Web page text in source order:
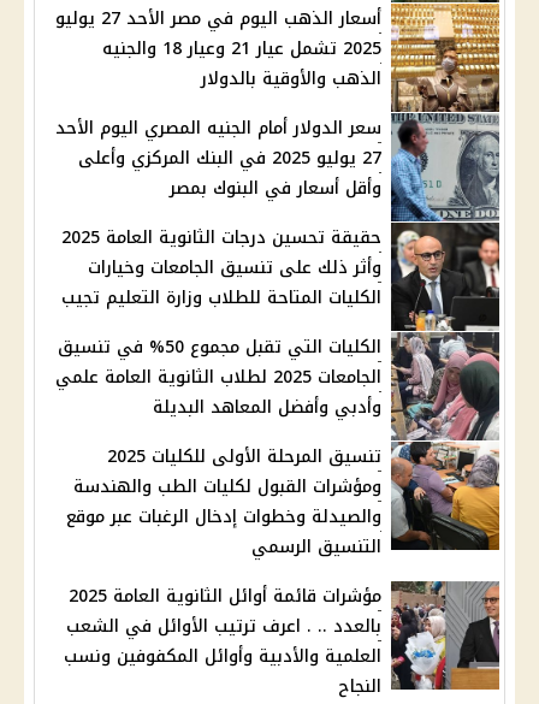
أسعار الذهب اليوم في مصر الأحد 27 يوليو
2025 تشمل عيار 21 وعيار 18 والجنيه
الذهب والأوقية بالدولار
سعر الدولار أمام الجنيه المصري اليوم الأحد
27 يوليو 2025 في البنك المركزي وأعلى
وأقل أسعار في البنوك بمصر
حقيقة تحسين درجات الثانوية العامة 2025
وأثر ذلك على تنسيق الجامعات وخيارات
الكليات المتاحة للطلاب وزارة التعليم تجيب
الكليات التي تقبل مجموع 50% في تنسيق
الجامعات 2025 لطلاب الثانوية العامة علمي
وأدبي وأفضل المعاهد البديلة
تنسيق المرحلة الأولى للكليات 2025
ومؤشرات القبول لكليات الطب والهندسة
والصيدلة وخطوات إدخال الرغبات عبر موقع
التنسيق الرسمي
مؤشرات قائمة أوائل الثانوية العامة 2025
بالعدد .. . اعرف ترتيب الأوائل في الشعب
العلمية والأدبية وأوائل المكفوفين ونسب
النجاح